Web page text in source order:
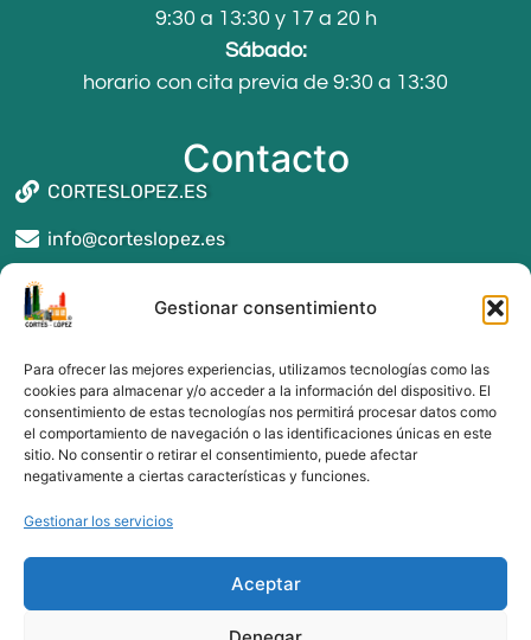
Gestionar consentimiento
Para ofrecer las mejores experiencias, utilizamos tecnologías como las
cookies para almacenar y/o acceder a la información del dispositivo. El
consentimiento de estas tecnologías nos permitirá procesar datos como
el comportamiento de navegación o las identificaciones únicas en este
sitio. No consentir o retirar el consentimiento, puede afectar
negativamente a ciertas características y funciones.
Gestionar los servicios
Aceptar
9:30 a 13:30 y 17 a 20 h
Sábado:
horario con cita previa de 9:30 a 13:30
Contacto
CORTESLOPEZ.ES
info@corteslopez.es
Seguros y asesoría en Reus
Seguros y asesoría en Valls
Seguros y asesoría en Alcover
Seguros y asesoría en Tarragona
Seguros y asesoría en Cambrils
Seguros y asesoría en Salou